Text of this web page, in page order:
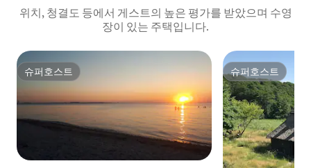
위치, 청결도 등에서 게스트의 높은 평가를 받았으며 수영
장이 있는 주택입니다.
슈퍼호스트
슈퍼호스트 슈퍼호스트
슈퍼호스트